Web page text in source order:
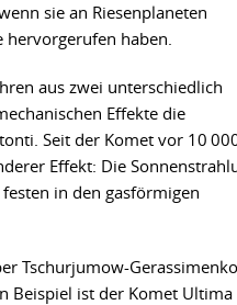
sie an Riesenplaneten
hervorgerufen haben.
aus zwei unterschiedlich
Effekte die
Seit der Komet vor 10
Effekt: Die
in den gasförmigen
Tschurjumow-Gerassimenko
Beispiel ist der Komet Ultima